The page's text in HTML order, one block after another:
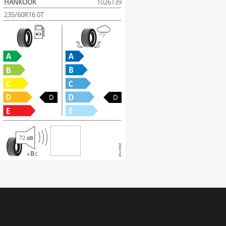
HANKOOK
1026139
235/60R16 0T
D D
72
ABC